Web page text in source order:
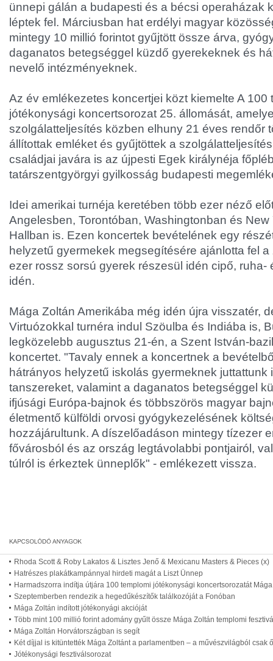
ünnepi gálán a budapesti és a bécsi operaházak
léptek fel. Márciusban hat erdélyi magyar
mintegy 10 millió forintot gyűjtött össze árva,
daganatos betegséggel küzdő gyerekeknek és
nevelő intézményeknek.
Az év emlékezetes koncertjei közt kiemelte A 100
jótékonysági koncertsorozat 25. állomását,
szolgálatteljesítés közben elhuny 21 éves rendőr
állítottak emléket és gyűjtöttek a
családjai javára is az újpesti Egek királynéja
tatárszentgyörgyi gyilkosság budapesti
Idei amerikai turnéja keretében több ezer néző
Angelesben, Torontóban, Washingtonban és
Hallban is. Ezen koncertek bevételének egy
helyzetű gyermekek megsegítésére ajánlotta fel
ezer rossz sorsú gyerek részesül idén cipő, ruha-
idén.
Mága Zoltán Amerikába még idén újra visszatér,
Virtuózokkal turnéra indul Szöulba és Indiába is,
legközelebb augusztus 21-én, a Szent István-
koncertet. "Tavaly ennek a koncertnek a
hátrányos helyzetű iskolás gyermeknek juttattunk
tanszereket, valamint a daganatos betegséggel
ifjúsági Európa-bajnok és többszörös magyar
életmentő külföldi orvosi gyógykezelésének
hozzájárultunk. A díszelőadáson mintegy tízezer
fővárosból és az ország legtávolabbi pontjairól,
túlról is érkeztek ünneplők" - emlékezett vissza.
Rhoda Scott & Roby Lakatos & Lisztes Jenő & Mexicanu Masters & Pieces (x)
Hatrészes plakátkampánnyal hirdeti magát a Liszt Ünnep
Harmadszorra indítja útjára 100 templomi jótékonysági koncertsorozatát
Szeptemberben rendezik a hegedűkészítők találkozóját a Fonóban
Mága Zoltán indított jótékonyági akcióját
Több mint 100 millió forint adomány gyűlt össze Mága Zoltán templomi
Mága Zoltán Horvátországban is segít
Két díjjal is kitüntették Mága Zoltánt a parlamentben – a művészvilágból csak
Jótékonysági fesztiválsorozat